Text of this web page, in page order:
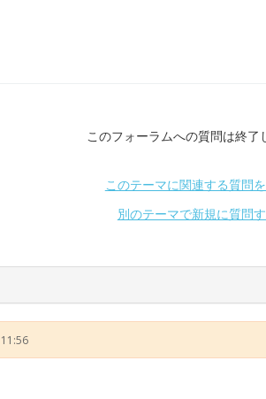
このフォーラムへの質問は終了
このテーマに関連する質問
別のテーマで新規に質問